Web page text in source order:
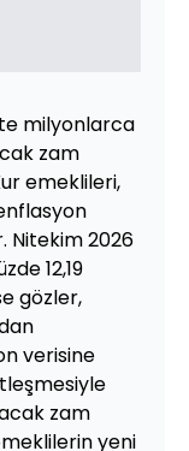
milyonlarca
zam
emeklileri,
Nitekim 2026
12,19
gözler,
verisine
zam
yeni